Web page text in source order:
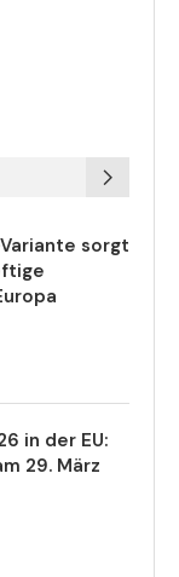
sorgt
in der EU:
29. März